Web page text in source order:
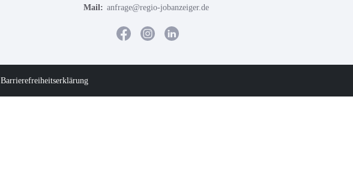
Mail: anfrage@regio-jobanzeiger.de
Barrierefreiheitserklärung